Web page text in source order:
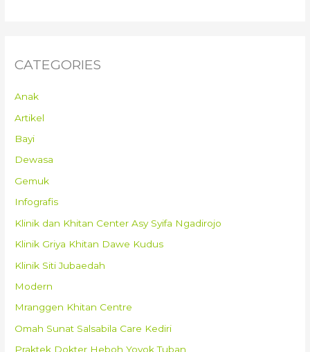
CATEGORIES
Anak
Artikel
Bayi
Dewasa
Gemuk
Infografis
Klinik dan Khitan Center Asy Syifa Ngadirojo
Klinik Griya Khitan Dawe Kudus
Klinik Siti Jubaedah
Modern
Mranggen Khitan Centre
Omah Sunat Salsabila Care Kediri
Praktek Dokter Heboh Yoyok Tuban